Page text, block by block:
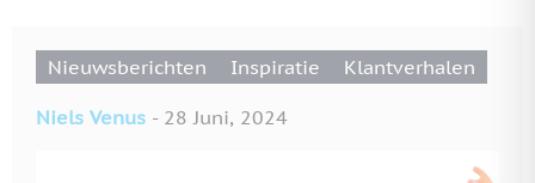
Nieuwsberichten Inspiratie Klantverhalen
Niels Venus - 28 Juni, 2024